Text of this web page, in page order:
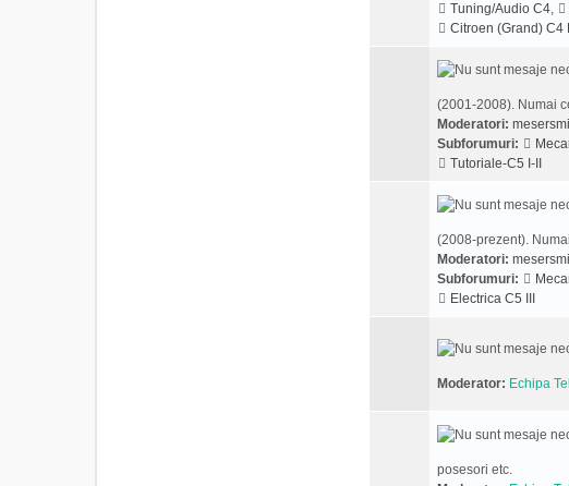
Tuning/Audio C4,
Citroen (Grand) C4
(2001-2008). Numai
Moderatori:
Subforumuri:
Tutoriale-C5 I-II
(2008-prezent).
Moderatori:
Subforumuri:
Electrica C5 III
Moderator: Echipa
posesori etc.